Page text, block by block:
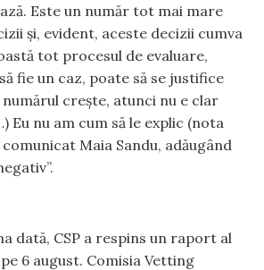
Este un număr tot mai mare
și, evident, aceste decizii cumva
tot procesul de evaluare,
fie un caz, poate să se justifice
crește, atunci nu e clar
Eu nu am cum să le explic (nota
comunicat Maia Sandu, adăugând
dată, CSP a respins un raport al
6 august. Comisia Vetting